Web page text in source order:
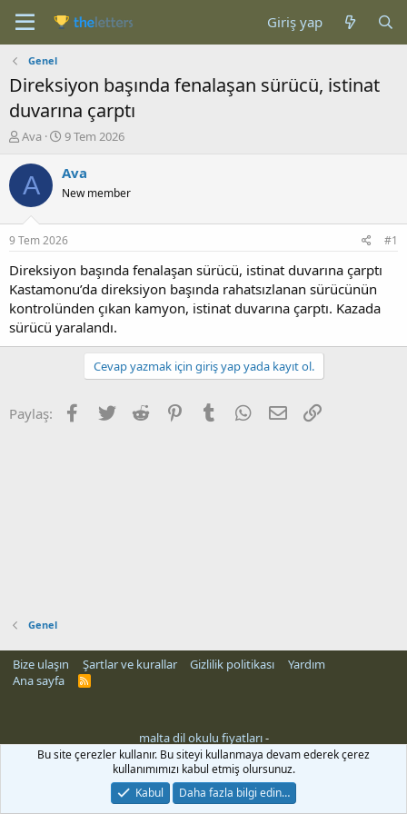
Giriş yap
Genel
Direksiyon başında fenalaşan sürücü, istinat
duvarına çarptı
K
n
b
u
u
b
a
l
a
t
a
Ava
B
ş
a
g
ı
ç
a
r
i
h
9 Tem 2026
A Ava
New member
9 Tem 2026 #1
Direksiyon başında fenalaşan sürücü, istinat duvarına çarptı
Kastamonu’da direksiyon başında rahatsızlanan sürücünün
kontrolünden çıkan kamyon, istinat duvarına çarptı. Kazada
sürücü yaralandı.
Cevap yazmak için giriş yap yada kayıt ol.
Paylaş: Facebook
Twitter Reddit PinterestTumblr WhatsApp
E-posta
Genel
Bize ulaşın Şartlar ve kurallar Gizlilik politikası
Yardım
Ana sayfa
R
malta dil okulu fiyatları-
Bu site çerezler kullanır. Bu siteyi kullanmaya devam ederek çerez
kullanımımızı kabul etmiş olursunuz.
Kabul
Daha fazla bilgi edin…